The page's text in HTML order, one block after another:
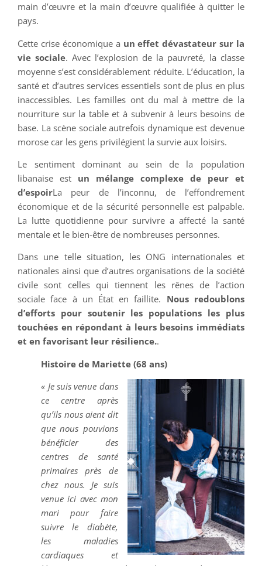
main d’œuvre et la main d’œuvre qualifiée à quitter le
pays.
Cette crise économique a un effet dévastateur sur la
vie sociale. Avec l’explosion de la pauvreté, la classe
moyenne s’est considérablement réduite. L’éducation, la
santé et d’autres services essentiels sont de plus en plus
inaccessibles. Les familles ont du mal à mettre de la
nourriture sur la table et à subvenir à leurs besoins de
base. La scène sociale autrefois dynamique est devenue
morose car les gens privilégient la survie aux loisirs.
Le sentiment dominant au sein de la population
libanaise est un mélange complexe de peur et
d’espoirLa peur de l’inconnu, de l’effondrement
économique et de la sécurité personnelle est palpable.
La lutte quotidienne pour survivre a affecté la santé
mentale et le bien-être de nombreuses personnes.
Dans une telle situation, les ONG internationales et
nationales ainsi que d’autres organisations de la société
civile sont celles qui tiennent les rênes de l’action
sociale face à un État en faillite. Nous redoublons
d’efforts pour soutenir les populations les plus
touchées en répondant à leurs besoins immédiats
et en favorisant leur résilience..
Histoire de Mariette (68 ans)
« Je suis venue dans
ce centre après
qu’ils nous aient dit
que nous pouvions
bénéficier des
centres de santé
primaires près de
chez nous. Je suis
venue ici avec mon
mari pour faire
suivre le diabète,
les maladies
cardiaques et